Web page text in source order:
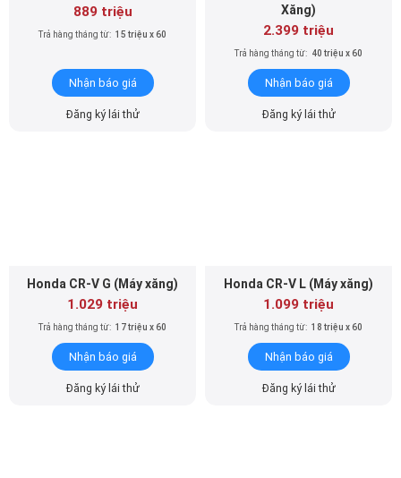
889 triệu
Trả hàng tháng từ: 15 triệu x 60
Nhận báo giá
Đăng ký lái thử
Xăng)
2.399 triệu
Trả hàng tháng từ: 40 triệu x 60
Nhận báo giá
Đăng ký lái thử
Honda CR-V G (Máy xăng)
1.029 triệu
Trả hàng tháng từ: 17 triệu x 60
Nhận báo giá
Đăng ký lái thử
Honda CR-V L (Máy xăng)
1.099 triệu
Trả hàng tháng từ: 18 triệu x 60
Nhận báo giá
Đăng ký lái thử